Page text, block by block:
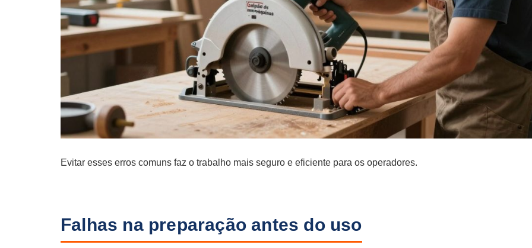
Evitar esses erros comuns faz o trabalho mais seguro e eficiente para os operadores.
Falhas na preparação antes do uso